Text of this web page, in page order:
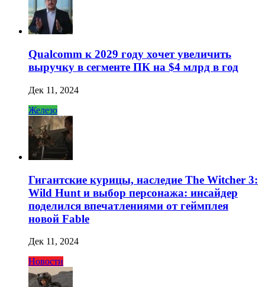
Qualcomm к 2029 году хочет увеличить
выручку в сегменте ПК на $4 млрд в год
Дек 11, 2024
Железо
Гигантские курицы, наследие The Witcher 3:
Wild Hunt и выбор персонажа: инсайдер
поделился впечатлениями от геймплея
новой Fable
Дек 11, 2024
Новости